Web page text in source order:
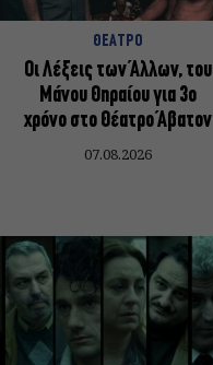
ΘΕΑΤΡΟ
Οι Λέξεις των Άλλων, του
Μάνου Θηραίου για 3ο
χρόνο στο Θέατρο Άβατον
07.08.2026